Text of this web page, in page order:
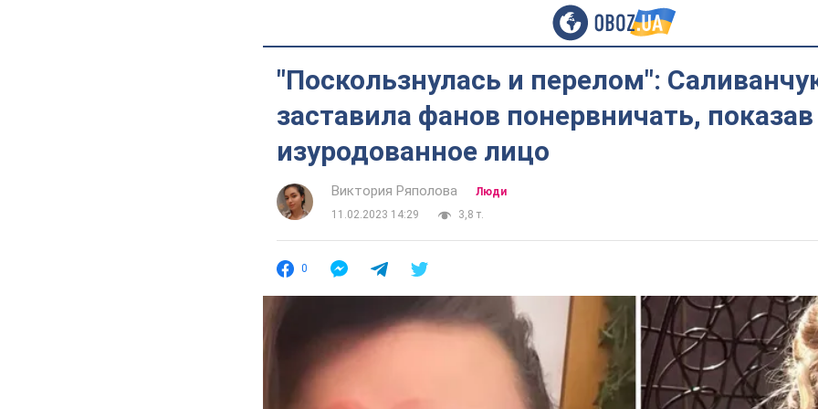
"Поскользнулась и перелом":
заставила фанов понервничать, показав
изуродованное лицо
Виктория Ряполова
Люди
11.02.2023 14:29
3,8 т.
0